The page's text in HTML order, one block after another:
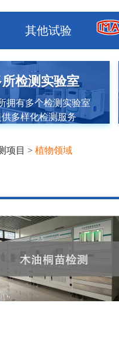
其他试验
检测实验室
拥有多个检测实验室
供多样化检测服务
项目 >植物领域